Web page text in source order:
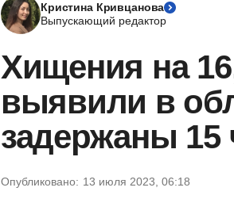
Кристина Кривцанова
Выпускающий редактор
Хищения на
выявили в
задержаны 15
Опубликовано: 13 июля 2023, 06:18